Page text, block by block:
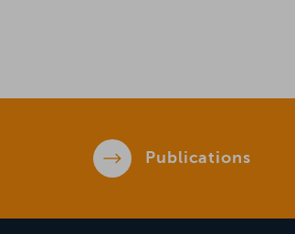
Publications